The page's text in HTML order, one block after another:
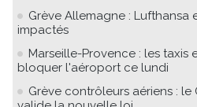
Grève Allemagne : Lufthansa
impactés
Marseille-Provence : les taxis
bloquer l'aéroport ce lundi
Grève contrôleurs aériens :